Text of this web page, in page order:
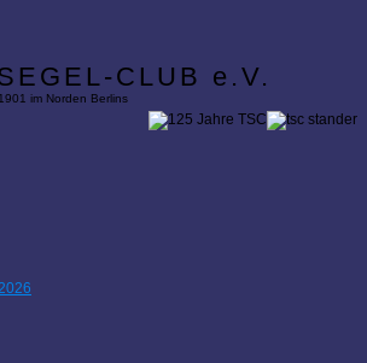
CLUB e.V.
im Norden Berlins